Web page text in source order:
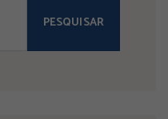
PESQUISAR